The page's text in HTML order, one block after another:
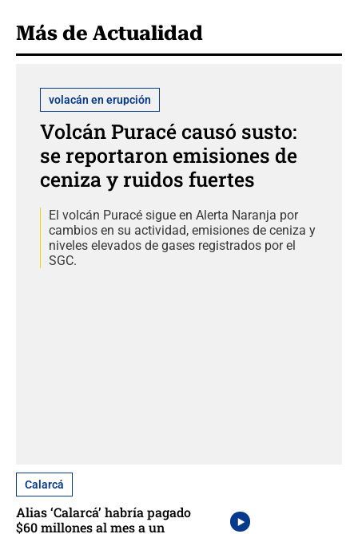
Más de Actualidad
volacán en erupción
Volcán Puracé causó susto:
se reportaron emisiones de
ceniza y ruidos fuertes
El volcán Puracé sigue en Alerta Naranja por
cambios en su actividad, emisiones de ceniza y
niveles elevados de gases registrados por el
SGC.
Calarcá
Alias ‘Calarcá’ habría pagado
$60 millones al mes a un